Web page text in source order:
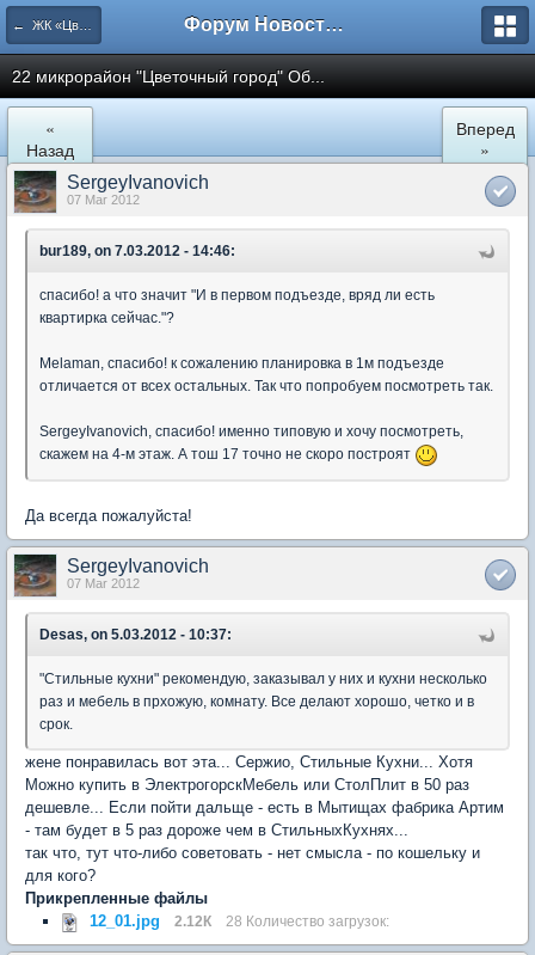
← ЖК «Цветочный город» Микрорайон 22 Форум Новостройки
22 микрорайон "Цветочный город" Об...
«
Назад
Вперед
»
SergeyIvanovich
07 Mar 2012
bur189, on 7.03.2012 - 14:46:
спасибо! а что значит "И в первом подъезде, вряд ли есть
квартирка сейчас."?
Melaman, спасибо! к сожалению планировка в 1м подъезде
отличается от всех остальных. Так что попробуем посмотреть так.
SergeyIvanovich, спасибо! именно типовую и хочу посмотреть,
скажем на 4-м этаж. А тош 17 точно не скоро построят
Да всегда пожалуйста!
SergeyIvanovich
07 Mar 2012
Desas, on 5.03.2012 - 10:37:
"Стильные кухни" рекомендую, заказывал у них и кухни несколько
раз и мебель в прхожую, комнату. Все делают хорошо, четко и в
срок.
жене понравилась вот эта... Сержио, Стильные Кухни... Хотя
Можно купить в ЭлектрогорскМебель или СтолПлит в 50 раз
дешевле... Если пойти дальще - есть в Мытищах фабрика Артим
- там будет в 5 раз дороже чем в СтильныхКухнях...
так что, тут что-либо советовать - нет смысла - по кошельку и
для кого?
Прикрепленные файлы
12_01.jpg
2.12К 28 Количество загрузок: